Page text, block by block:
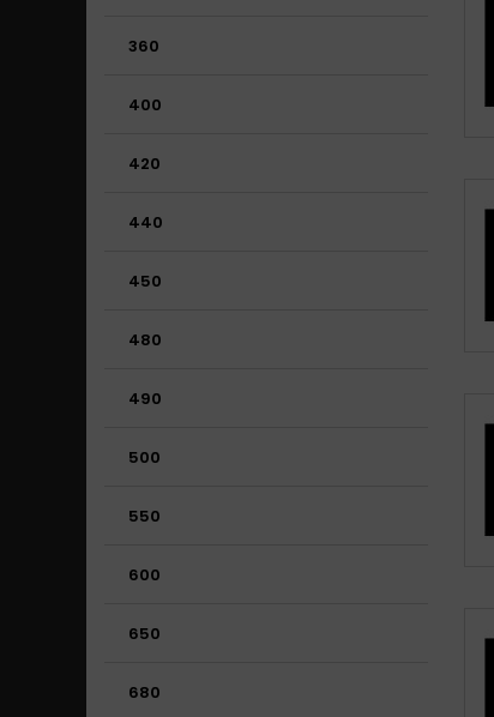
360
400
420
440
450
480
490
500
550
600
650
680